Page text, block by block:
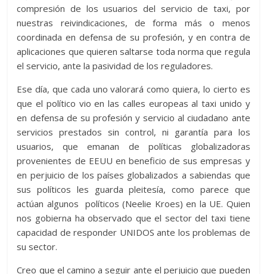
compresión de los usuarios del servicio de taxi, por
nuestras reivindicaciones, de forma más o menos
coordinada en defensa de su profesión, y en contra de
aplicaciones que quieren saltarse toda norma que regula
el servicio, ante la pasividad de los reguladores.
Ese día, que cada uno valorará como quiera, lo cierto es
que el político vio en las calles europeas al taxi unido y
en defensa de su profesión y servicio al ciudadano ante
servicios prestados sin control, ni garantía para los
usuarios, que emanan de políticas globalizadoras
provenientes de EEUU en beneficio de sus empresas y
en perjuicio de los países globalizados a sabiendas que
sus políticos les guarda pleitesía, como parece que
actúan algunos políticos (Neelie Kroes) en la UE. Quien
nos gobierna ha observado que el sector del taxi tiene
capacidad de responder UNIDOS ante los problemas de
su sector.
Creo que el camino a seguir ante el perjuicio que pueden